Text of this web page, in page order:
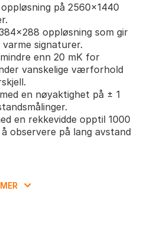
på 2560x1440
oppløsning som gir
signaturer.
enn 20 mK for
vanskelige værforhold
en nøyaktighet på ± 1
en rekkevidde opptil 1000
observere på lang avstand